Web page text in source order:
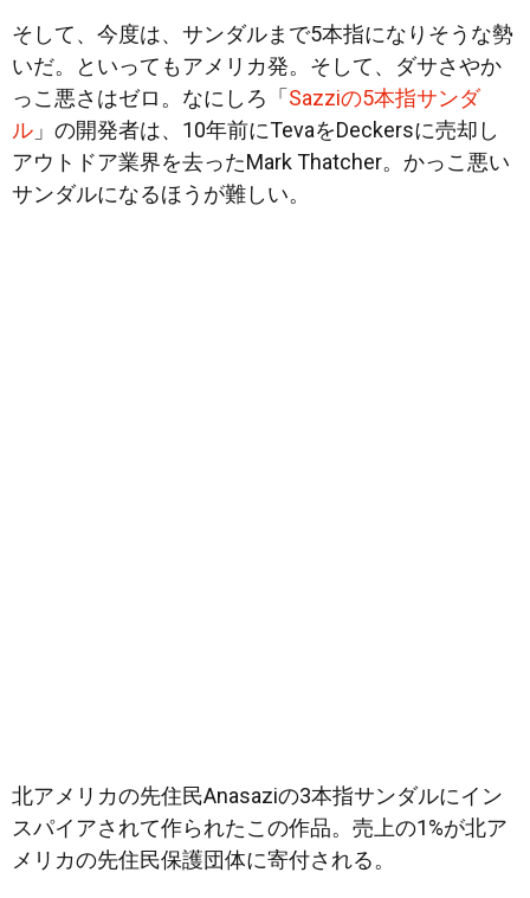
そして、今度は、サンダルまで5本指になりそうな勢
いだ。といってもアメリカ発。そして、ダサさやか
っこ悪さはゼロ。なにしろ「Sazziの5本指サンダ
ル 」の開発者は、10年前にTevaをDeckersに売却し
アウトドア業界を去ったMark Thatcher。かっこ悪い
サンダルになるほうが難しい。
北アメリカの先住民Anasaziの3本指サンダルにイン
スパイアされて作られたこの作品。売上の1%が北ア
メリカの先住民保護団体に寄付される。